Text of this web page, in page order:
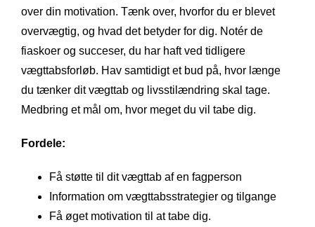
over din motivation. Tænk over, hvorfor du er blevet
overvægtig, og hvad det betyder for dig. Notér de
fiaskoer og succeser, du har haft ved tidligere
vægttabsforløb. Hav samtidigt et bud på, hvor længe
du tænker dit vægttab og livsstilændring skal tage.
Medbring et mål om, hvor meget du vil tabe dig.
Fordele:
Få støtte til dit vægttab af en fagperson
Information om vægttabsstrategier og tilgange
Få øget motivation til at tabe dig.